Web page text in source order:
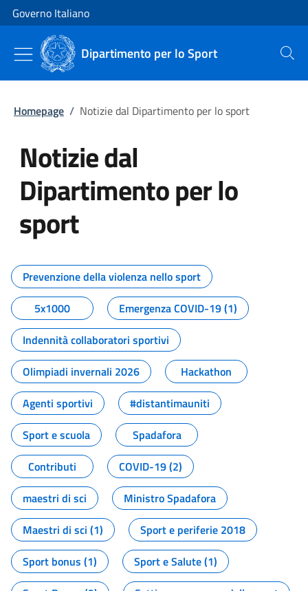
Vai al contenuto
Vai alla navigazione del sito
Governo Italiano
Dipartimento per lo Sport Cerca
Homepage / Notizie dal Dipartimento per lo sport
Notizie dal
Dipartimento per lo
sport
Tutti i contenuti della pagina
Prevenzione della violenza nello sport
5x1000
Emergenza COVID-19 (1)
Indennità collaboratori sportivi
Olimpiadi invernali 2026
Hackathon
Agenti sportivi
#distantimauniti
Sport e scuola
Spadafora
Contributi
COVID-19 (2)
maestri di sci
Ministro Spadafora
Maestri di sci (1)
Sport e periferie 2018
Sport bonus (1)
Sport e Salute (1)